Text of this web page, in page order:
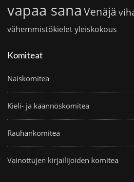
vapaa sana Venäjä
vähemmistökieletyleiskokous
Komiteat
Naiskomitea
Kieli- ja käännöskomitea
Rauhankomitea
Vainottujen kirjailijoiden komitea